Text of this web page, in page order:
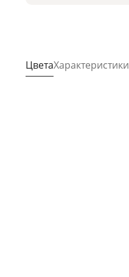
ЦветаХарактеристики